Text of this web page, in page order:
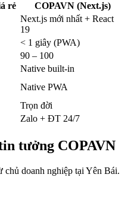
rẻ
COPAVN (Next.js)
Next.js mới nhất + React
19
< 1 giây (PWA)
90 – 100
Native built-in
Native PWA
Trọn đời
Zalo + ĐT 24/7
tưởng COPAVN
chủ doanh nghiệp tại Yên Bái.